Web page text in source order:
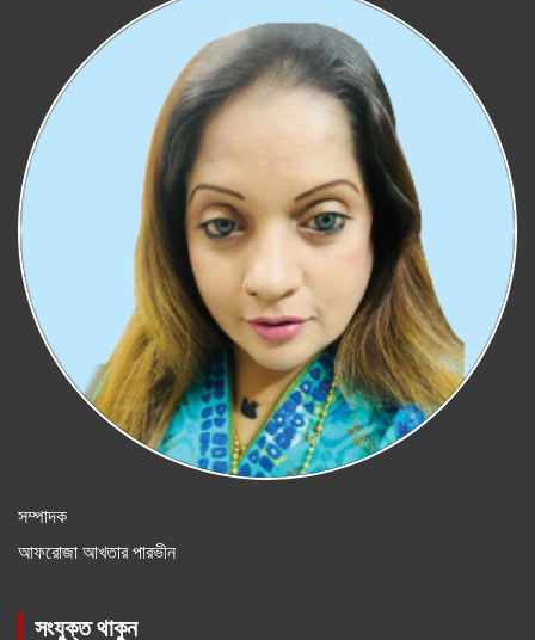
সম্পাদক
আফরোজা আখতার পারভীন
সংযুক্ত থাকুন